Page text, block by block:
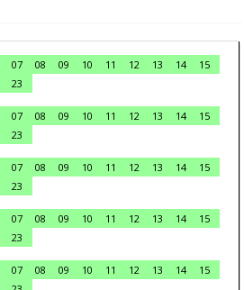
07 08 09 10 11 12 13 14
15
23
07 08 09 10 11 12 13 14
15
23
07 08 09 10 11 12 13 14
15
23
07 08 09 10 11 12 13 14
15
23
07 08 09 10 11 12 13 14
15